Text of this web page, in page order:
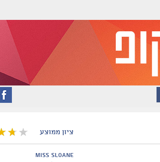
ציון ממוצע
miss sloane